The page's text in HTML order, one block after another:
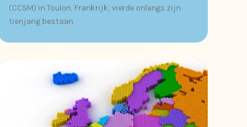
(CCSM) in Toulon, Frankrijk, vierde onlangs zijn
tienjarig bestaan.